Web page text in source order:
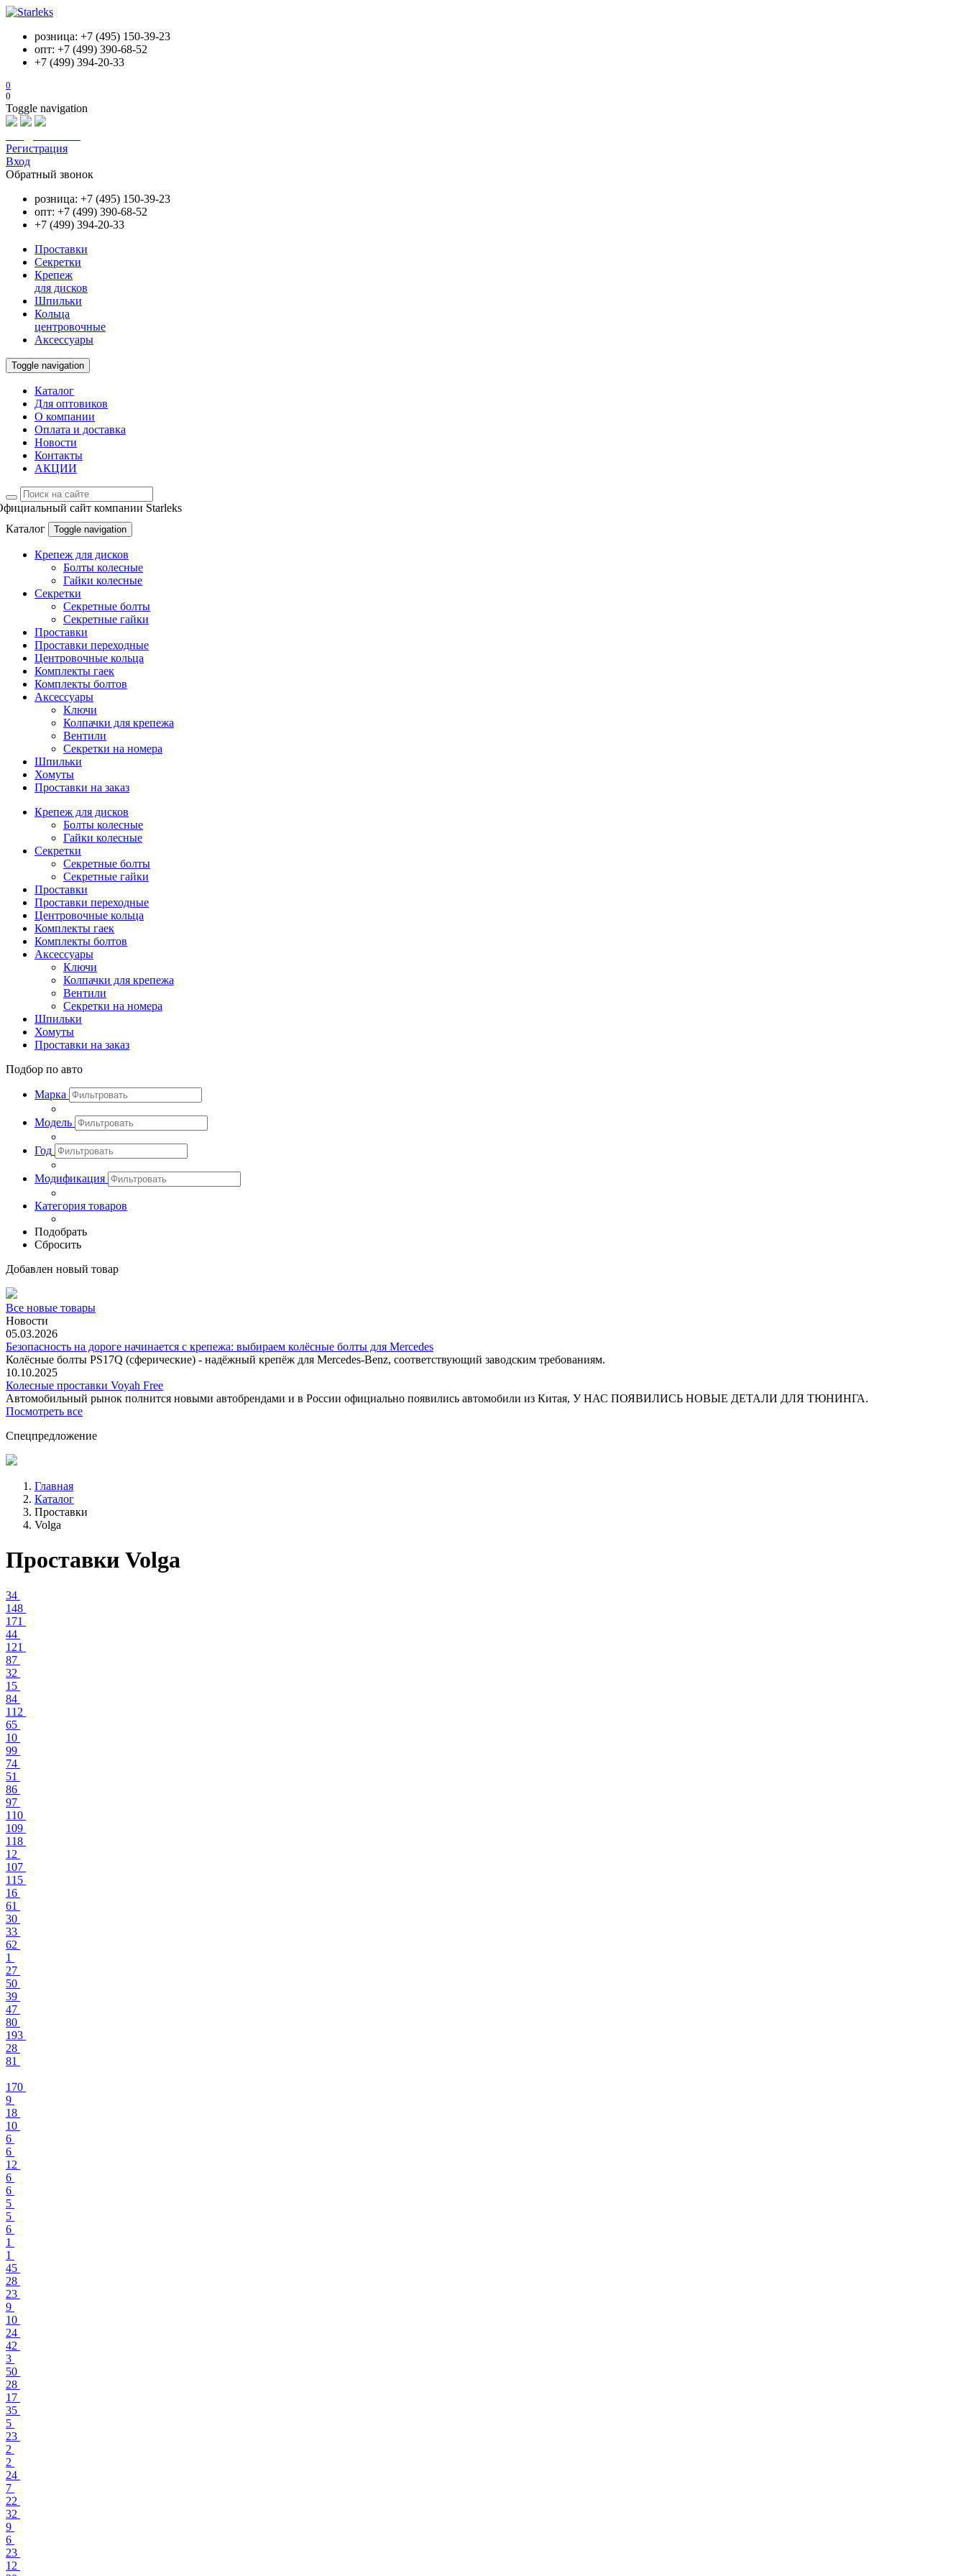
розница: +7 (495) 150-39-23
опт: +7 (499) 390-68-52
+7 (499) 394-20-33
0
0
Toggle navigation
Регистрация
Вход
Обратный звонок
розница: +7 (495) 150-39-23
опт: +7 (499) 390-68-52
+7 (499) 394-20-33
Проставки
Секретки
Крепеж
для дисков
Шпильки
Кольца
центровочные
Аксессуары
Toggle navigation
Каталог
Для оптовиков
О компании
Оплата и доставка
Новости
Контакты
АКЦИИ
сайт компании Starleks
Каталог
Toggle navigation
Крепеж для дисков
Болты колесные
Гайки колесные
Секретки
Секретные болты
Секретные гайки
Проставки
Проставки переходные
Центровочные кольца
Комплекты гаек
Комплекты болтов
Аксессуары
Ключи
Колпачки для крепежа
Вентили
Секретки на номера
Шпильки
Хомуты
Проставки на заказ
Крепеж для дисков
Болты колесные
Гайки колесные
Секретки
Секретные болты
Секретные гайки
Проставки
Проставки переходные
Центровочные кольца
Комплекты гаек
Комплекты болтов
Аксессуары
Ключи
Колпачки для крепежа
Вентили
Секретки на номера
Шпильки
Хомуты
Проставки на заказ
Подбор по авто
Марка
Модель
Год
Модификация
Категория товаров
Подобрать
Сбросить
Добавлен новый товар
Все новые товары
Новости
05.03.2026
Безопасность на дороге начинается с крепежа: выбираем колёсные болты для Mercedes
Колёсные болты PS17Q (сферические) - надёжный крепёж для Mercedes‑Benz, соответствующий заводским требованиям.
10.10.2025
Колесные проставки Voyah Free
Автомобильный рынок полнится новыми автобрендами и в России официально появились автомобили из Китая, У НАС ПОЯВИЛИСЬ НОВЫЕ ДЕТАЛИ ДЛЯ ТЮНИНГА.
Посмотреть все
Спецпредложение
Главная
Каталог
Проставки
Volga
Проставки Volga
34
148
171
44
121
87
32
15
84
112
65
10
99
74
51
86
97
110
109
118
12
107
115
16
61
30
33
62
1
27
50
39
47
80
193
28
81
170
9
18
10
6
6
12
6
6
5
5
6
1
1
45
28
23
9
10
24
42
3
50
28
17
35
5
23
2
2
24
7
22
32
9
6
23
12